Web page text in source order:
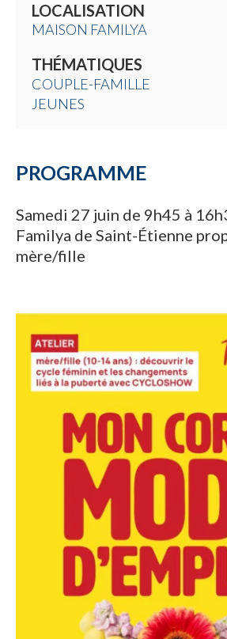
LOCALISATION
MAISON FAMILYA
THÉMATIQUES
COUPLE-FAMILLE
JEUNES
PROGRAMME
Samedi 27 juin de 9h45 à
Familya de Saint-Étienne
mère/fille